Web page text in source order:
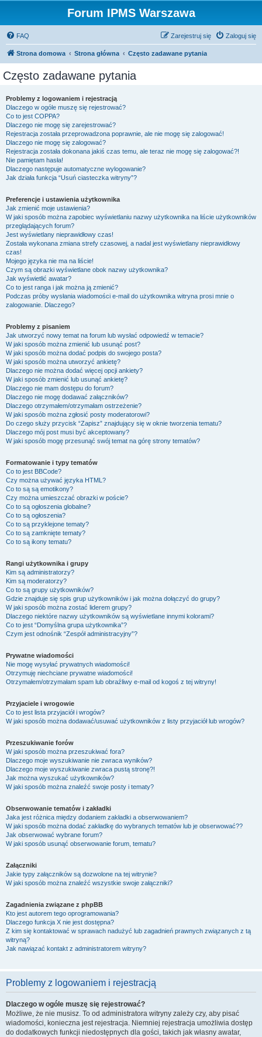
Forum IPMS Warszawa
FAQ Zaloguj się
Zarejestruj się
Strona domowa Strona główna Często zadawane pytania
Często zadawane pytania
Problemy z logowaniem i rejestracją
Dlaczego w ogóle muszę się rejestrować?
Co to jest COPPA?
Dlaczego nie mogę się zarejestrować?
Rejestracja została przeprowadzona poprawnie, ale nie mogę się zalogować!
Dlaczego nie mogę się zalogować?
Rejestracja została dokonana jakiś czas temu, ale teraz nie mogę się zalogować?!
Nie pamiętam hasła!
Dlaczego następuje automatyczne wylogowanie?
Jak działa funkcja “Usuń ciasteczka witryny”?
Preferencje i ustawienia użytkownika
Jak zmienić moje ustawienia?
W jaki sposób można zapobiec wyświetlaniu nazwy użytkownika na liście użytkowników
przeglądających forum?
Jest wyświetlany nieprawidłowy czas!
Została wykonana zmiana strefy czasowej, a nadal jest wyświetlany nieprawidłowy
czas!
Mojego języka nie ma na liście!
Czym są obrazki wyświetlane obok nazwy użytkownika?
Jak wyświetlić awatar?
Co to jest ranga i jak można ją zmienić?
Podczas próby wysłania wiadomości e-mail do użytkownika witryna prosi mnie o
zalogowanie. Dlaczego?
Problemy z pisaniem
Jak utworzyć nowy temat na forum lub wysłać odpowiedź w temacie?
W jaki sposób można zmienić lub usunąć post?
W jaki sposób można dodać podpis do swojego posta?
W jaki sposób można utworzyć ankietę?
Dlaczego nie można dodać więcej opcji ankiety?
W jaki sposób zmienić lub usunąć ankietę?
Dlaczego nie mam dostępu do forum?
Dlaczego nie mogę dodawać załączników?
Dlaczego otrzymałem/otrzymałam ostrzeżenie?
W jaki sposób można zgłosić posty moderatorowi?
Do czego służy przycisk “Zapisz” znajdujący się w oknie tworzenia tematu?
Dlaczego mój post musi być akceptowany?
W jaki sposób mogę przesunąć swój temat na górę strony tematów?
Formatowanie i typy tematów
Co to jest BBCode?
Czy można używać języka HTML?
Co to są są emotikony?
Czy można umieszczać obrazki w poście?
Co to są ogłoszenia globalne?
Co to są ogłoszenia?
Co to są przyklejone tematy?
Co to są zamknięte tematy?
Co to są ikony tematu?
Rangi użytkownika i grupy
Kim są administratorzy?
Kim są moderatorzy?
Co to są grupy użytkowników?
Gdzie znajduje się spis grup użytkowników i jak można dołączyć do grupy?
W jaki sposób można zostać liderem grupy?
Dlaczego niektóre nazwy użytkowników są wyświetlane innymi kolorami?
Co to jest “Domyślna grupa użytkownika”?
Czym jest odnośnik “Zespół administracyjny”?
Prywatne wiadomości
Nie mogę wysyłać prywatnych wiadomości!
Otrzymuję niechciane prywatne wiadomości!
Otrzymałem/otrzymałam spam lub obraźliwy e-mail od kogoś z tej witryny!
Przyjaciele i wrogowie
Co to jest lista przyjaciół i wrogów?
W jaki sposób można dodawać/usuwać użytkowników z listy przyjaciół lub wrogów?
Przeszukiwanie forów
W jaki sposób można przeszukiwać fora?
Dlaczego moje wyszukiwanie nie zwraca wyników?
Dlaczego moje wyszukiwanie zwraca pustą stronę?!
Jak można wyszukać użytkowników?
W jaki sposób można znaleźć swoje posty i tematy?
Obserwowanie tematów i zakładki
Jaka jest różnica między dodaniem zakładki a obserwowaniem?
W jaki sposób można dodać zakładkę do wybranych tematów lub je obserwować??
Jak obserwować wybrane forum?
W jaki sposób usunąć obserwowanie forum, tematu?
Załączniki
Jakie typy załączników są dozwolone na tej witrynie?
W jaki sposób można znaleźć wszystkie swoje załączniki?
Zagadnienia związane z phpBB
Kto jest autorem tego oprogramowania?
Dlaczego funkcja X nie jest dostępna?
Z kim się kontaktować w sprawach nadużyć lub zagadnień prawnych związanych z tą
witryną?
Jak nawiązać kontakt z administratorem witryny?
Problemy z logowaniem i rejestracją
Dlaczego w ogóle muszę się rejestrować?
Możliwe, że nie musisz. To od administratora witryny zależy czy, aby pisać
wiadomości, konieczna jest rejestracja. Niemniej rejestracja umożliwia dostęp
do dodatkowych funkcji niedostępnych dla gości, takich jak własny awatar,